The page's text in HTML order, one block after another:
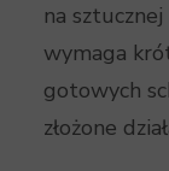
na
wymaga
gotowych
złożone